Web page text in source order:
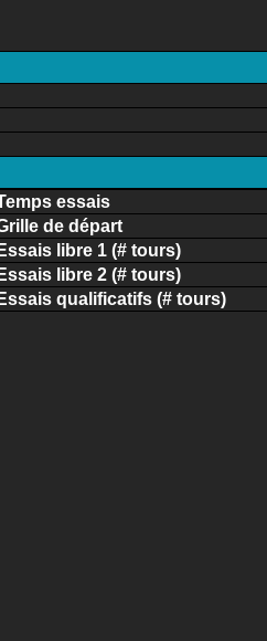
essais
de départ
Essais libre 1 (# tours)
Essais libre 2 (# tours)
Essais qualificatifs (# tours)